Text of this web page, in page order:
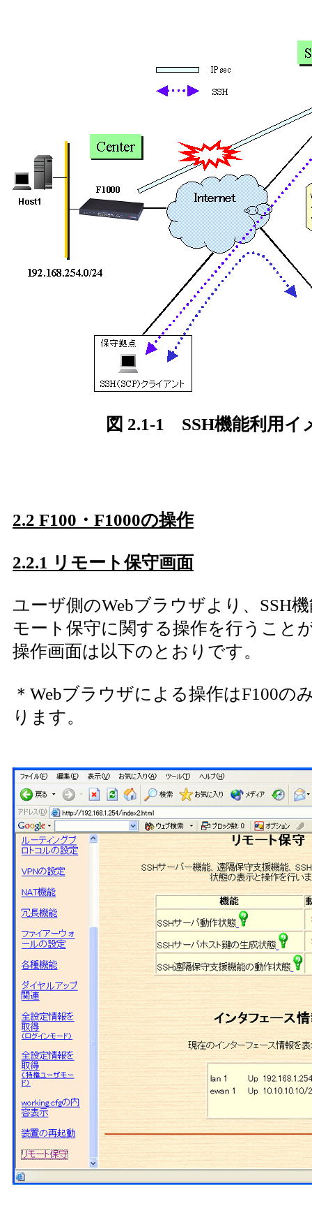
図 2.1-1 SSH機能利用イ
2.2 F100・F1000の操作
2.2.1 リモート保守画面
ユーザ側のWebブラウザより、SSH
モート保守に関する操作を行うこと
操作画面は以下のとおりです。
＊Webブラウザによる操作はF100の
ります。